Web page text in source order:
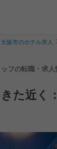
大阪市のホテル求人
フの転職・求人
た近く